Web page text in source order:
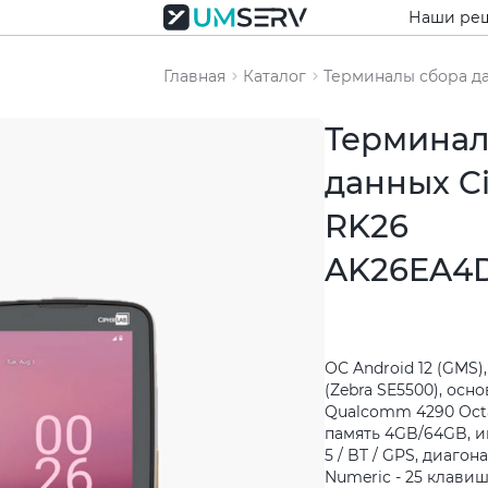
Наши
Главная Каталог Терминалы сбора
данных
RK26
ОС Android 12
(Zebra SE5500),
Qualcomm 4290
память 4GB/64GB,
5 / BT / GPS,
Numeric - 25